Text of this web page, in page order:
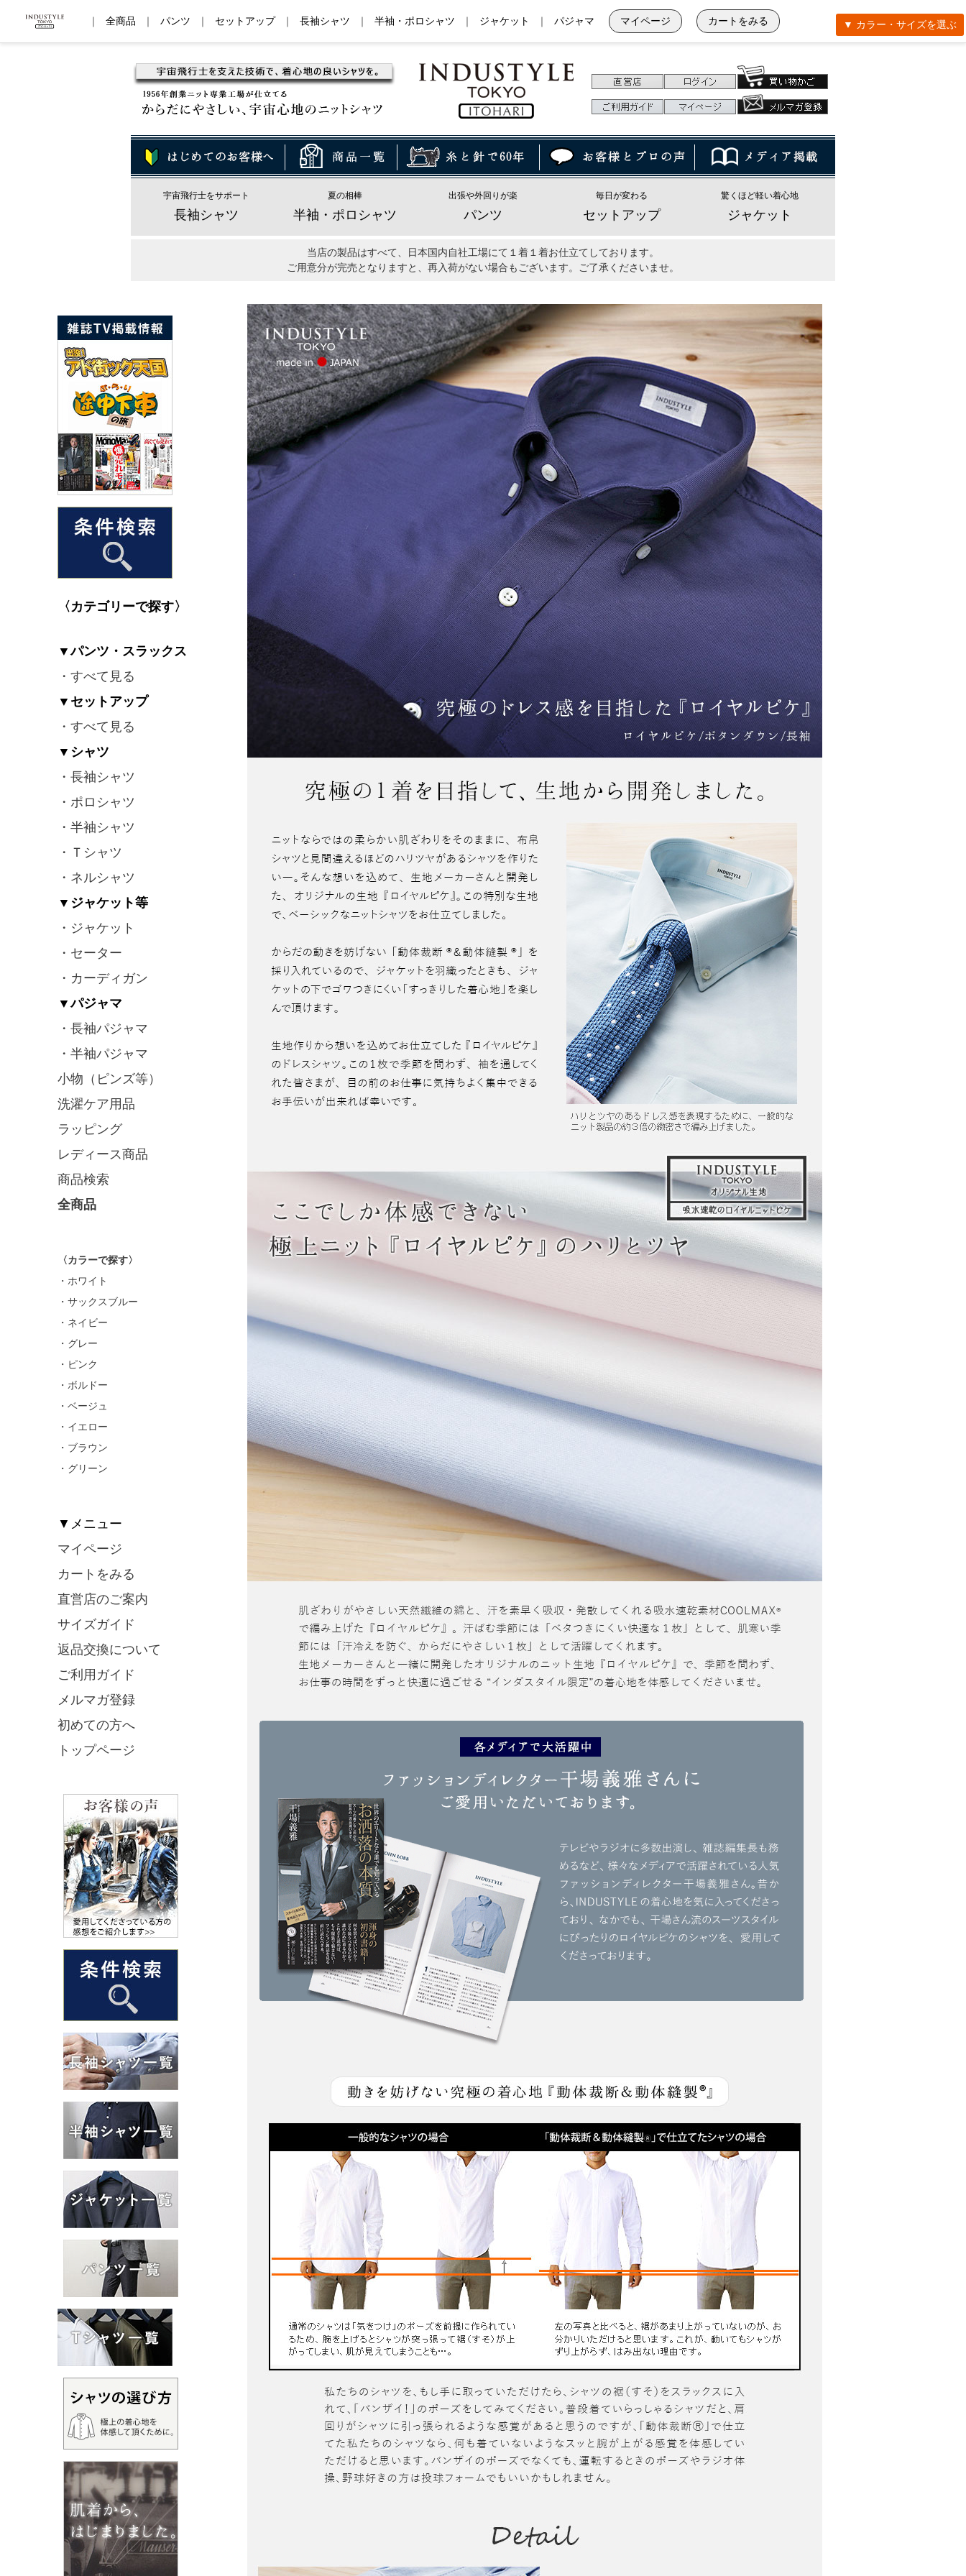
宇宙飛行士をサポート
長袖シャツ
夏の相棒
半袖・ポロシャツ
出張や外回りが楽
パンツ
毎日が変わる
セットアップ
驚くほど軽い着心地
ジャケット
当店の製品はすべて、日本国内自社工場にて１着１着お仕立てしております。
ご用意分が完売となりますと、再入荷がない場合もございます。ご了承くださいませ。
｜ 全商品 ｜ パンツ ｜ セットアップ ｜ 長袖シャツ ｜ 半袖・ポロシャツ ｜ ジャケット ｜ パジャマ マイページ カートをみる ▼ カラー・サイズを選ぶ
〈カテゴリーで探す〉
▼パンツ・スラックス
・すべて見る
▼セットアップ
・すべて見る
▼シャツ
・長袖シャツ
・ポロシャツ
・半袖シャツ
・Ｔシャツ
・ネルシャツ
▼ジャケット等
・ジャケット
・セーター
・カーディガン
▼パジャマ
・長袖パジャマ
・半袖パジャマ
小物（ピンズ等）
洗濯ケア用品
ラッピング
レディース商品
商品検索
全商品
〈カラーで探す〉
・ホワイト
・サックスブルー
・ネイビー
・グレー
・ピンク
・ボルドー
・ベージュ
・イエロー
・ブラウン
・グリーン
▼メニュー
マイページ
カートをみる
直営店のご案内
サイズガイド
返品交換について
ご利用ガイド
メルマガ登録
初めての方へ
トップページ